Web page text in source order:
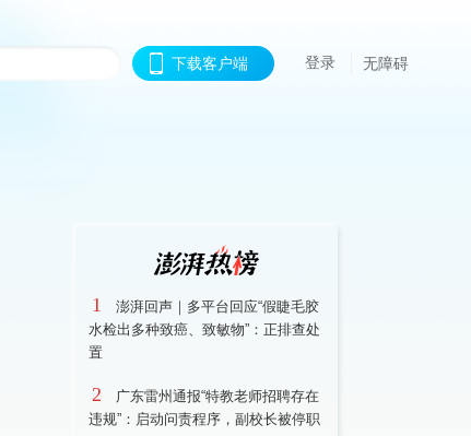
下载客户端 登录 无障碍
1
澎湃回声｜多平台回应“假睫毛胶
水检出多种致癌、致敏物”：正排查处
置
2
广东雷州通报“特教老师招聘存在
违规”：启动问责程序，副校长被停职